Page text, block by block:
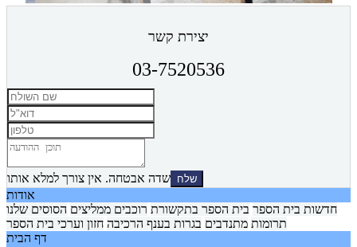
יצירת קשר
03-7520536
שדה אבטחה. אין צורך למלא אותו
אודות
חדשות בית הספר בית הספר בתקשורת רוכבים ממליצים הסוסים שלנו
תרומות מתנדבים בגרות בענף הרכיבה חזון וערכי בית הספר
דף הבית